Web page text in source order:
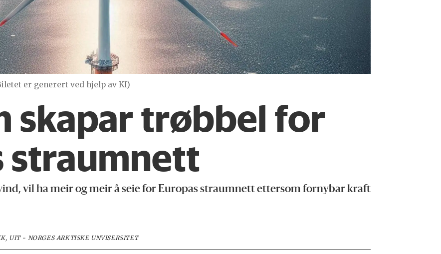
er generert ved hjelp av KI)
skapar trøbbel for
straumnett
vil ha meir og meir å seie for Europas straumnett ettersom fornybar kraft
UIT - NORGES ARKTISKE UNVISERSITET